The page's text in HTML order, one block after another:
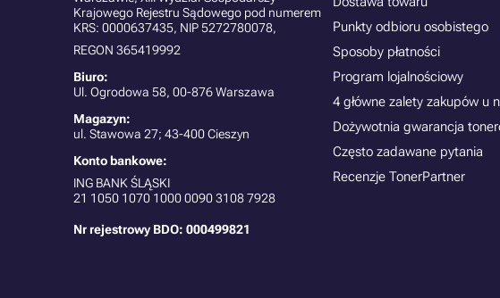
Krajowego Rejestru Sądowego pod numerem
KRS: 0000637435, NIP 5272780078,
REGON 365419992
Biuro:
Ul. Ogrodowa 58, 00-876 Warszawa
Magazyn:
ul. Stawowa 27; 43-400 Cieszyn
Konto bankowe:
ING BANK ŚLĄSKI
21 1050 1070 1000 0090 3108 7928
Nr rejestrowy BDO: 000499821
Punkty odbioru osobistego
Sposoby płatności
Program lojalnościowy
4 główne zalety zakupów u
Dożywotnia gwarancja
Często zadawane pytania
Recenzje TonerPartner